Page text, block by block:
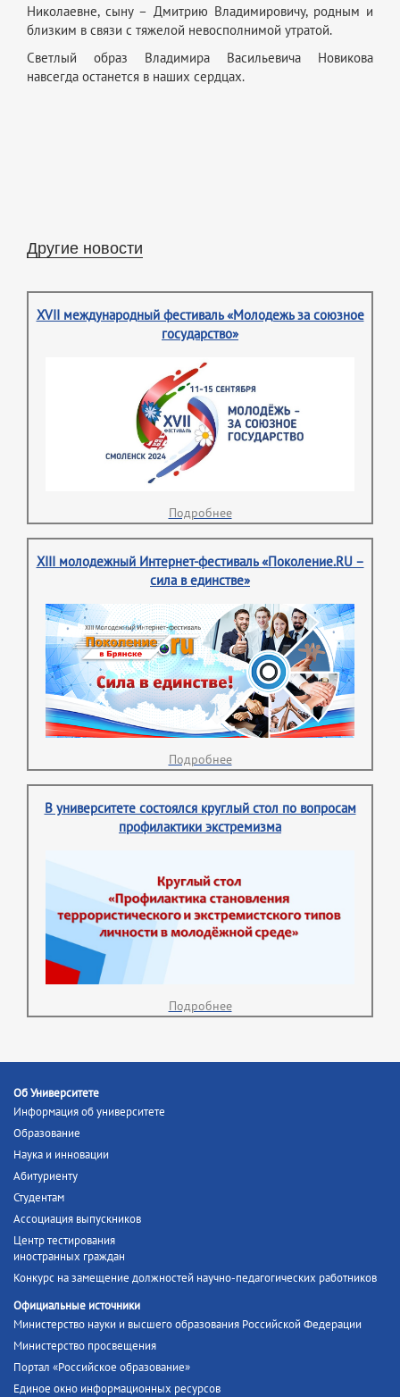
Николаевне, сыну – Дмитрию Владимировичу, родным и
близким в связи с тяжелой невосполнимой утратой.
Светлый образ Владимира Васильевича Новикова
навсегда останется в наших сердцах.
Другие новости
XVII международный фестиваль «Молодежь за союзное
государство»
Подробнее
XIII молодежный Интернет-фестиваль «Поколение.RU –
сила в единстве»
Подробнее
В университете состоялся круглый стол по вопросам
профилактики экстремизма
Подробнее
Об Университете
Информация об университете
Образование
Наука и инновации
Абитуриенту
Студентам
Ассоциация выпускников
Центр тестирования
иностранных граждан
Конкурс на замещение должностей научно-педагогических работников
Официальные источники
Министерство науки и высшего образования Российской Федерации
Министерство просвещения
Портал «Российское образование»
Единое окно информационных ресурсов